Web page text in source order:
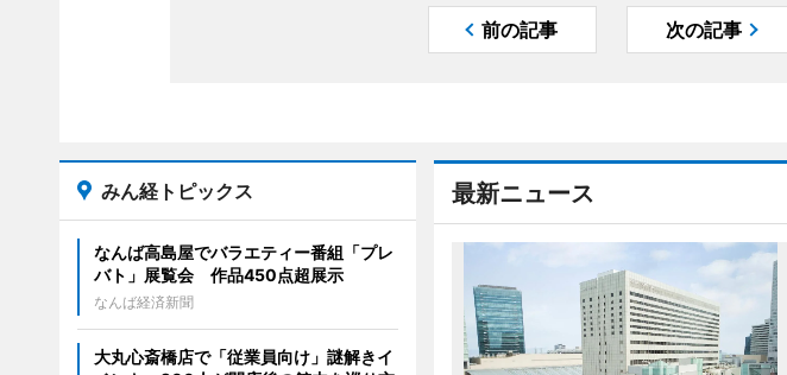
前の記事 次の記事
最新ニュース
みん経トピックス
なんば高島屋でバラエティー番組「プレ
バト」展覧会 作品450点超展示
なんば経済新聞
大丸心斎橋店で「従業員向け」謎解きイ